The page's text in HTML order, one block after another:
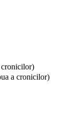
cronicilor)
a cronicilor)